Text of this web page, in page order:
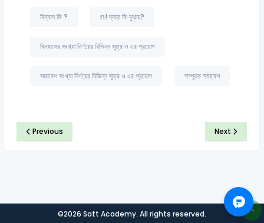
বিন্যাস কি ? n! দ্বারা কি বুঝায়?
বিন্যাসের সংখ্যা নির্ণয়ের বিভিন্ন সূত্র ও এর প্রয়োগ
সমাবেশ সংখ্যা নির্ণয়ের বিভিন্ন সূত্র ও এর প্রয়োগ সম্পূরক সমাবেশ
Previous Next
©2026 Satt Academy. All rights reserved.